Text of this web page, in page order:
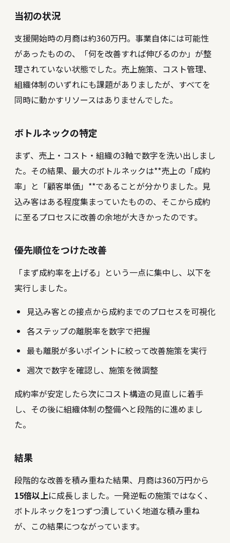
当初の状況
支援開始時の月商は約360万円。事業自体には可能性
があったものの、「何を改善すれば伸びるのか」が整
理されていない状態でした。売上施策、コスト管理、
組織体制のいずれにも課題がありましたが、すべてを
同時に動かすリソースはありませんでした。
ボトルネックの特定
まず、売上・コスト・組織の3軸で数字を洗い出しまし
た。その結果、最大のボトルネックは**売上の「成約
率」と「顧客単価」**であることが分かりました。見
込み客はある程度集まっていたものの、そこから成約
に至るプロセスに改善の余地が大きかったのです。
優先順位をつけた改善
「まず成約率を上げる」という一点に集中し、以下を
実行しました。
見込み客との接点から成約までのプロセスを可視化
各ステップの離脱率を数字で把握
最も離脱が多いポイントに絞って改善施策を実行
週次で数字を確認し、施策を微調整
成約率が安定したら次にコスト構造の見直しに着手
し、その後に組織体制の整備へと段階的に進めまし
た。
結果
段階的な改善を積み重ねた結果、月商は360万円から
15倍以上に成長しました。一発逆転の施策ではなく、
ボトルネックを1つずつ潰していく地道な積み重ね
が、この結果につながっています。